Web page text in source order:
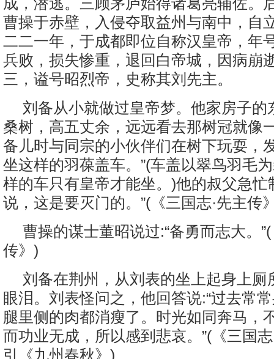
曹操于赤壁，入侵夺取益州与南中，自
二二一年，于成都即位自称汉皇帝，年
兵败，损失惨重，退回白帝城，因病崩
三，谥号昭烈帝，史称其刘先主。
刘备从小就做过皇帝梦。他家房子的
桑树，高五丈余，远远看去那树冠就像
备儿时与同宗的小伙伴们在树下玩耍，
坐这样的羽葆盖车。”(车盖以翠鸟羽毛
样的车只有皇帝才能坐。)他的叔父急忙
说，这是要灭门的。”(《三国志·先主传
曹操的谋士董昭说过:“备勇而志大。
传》)
刘备在荆州，从刘表的坐上起身上厕
眼泪。刘表怪问之，他回答说:“过去常
腿里侧的肉都消瘦了。时光如同奔马，
而功业无成，所以感到悲哀。”(《三国
引《九州春秋》)